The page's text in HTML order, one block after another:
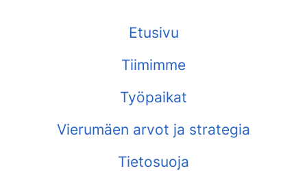
Etusivu
Tiimimme
Työpaikat
Vierumäen arvot ja strategia
Tietosuoja